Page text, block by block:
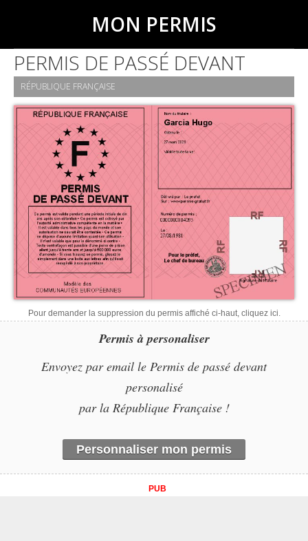
MON PERMIS
PERMIS DE PASSÉ DEVANT
RÉPUBLIQUE FRANÇAISE
Pour demander la suppression du permis affiché ci-haut, cliquez ici.
Permis à personaliser
Envoyez par email le Permis de passé devant
personalisé
par la République Française !
Personnaliser mon permis
PUB